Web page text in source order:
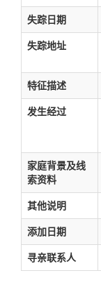
失踪日期
失踪地址
特征描述
发生经过
家庭背景及线
索资料
其他说明
添加日期
寻亲联系人